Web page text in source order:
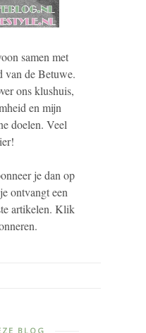
samen met
van de Betuwe.
ons klushuis,
en mijn
doelen. Veel
je dan op
ontvangt een
artikelen. Klik
BLOG